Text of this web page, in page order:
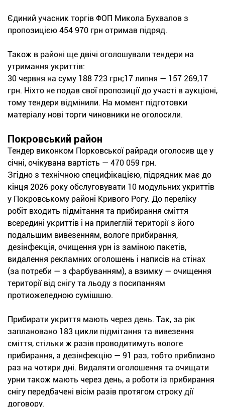
Єдиний учасник торгів ФОП Микола Бухвалов з
пропозицією 454 970 грн отримав підряд.
Також в районі ще двічі оголошували тендери на
утримання укриттів:
30 червня на суму 188 723 грн;17 липня — 157 269,17
грн. Ніхто не подав свої пропозиції до участі в аукціоні,
тому тендери відмінили. На момент підготовки
матеріалу нові торги чиновники не оголосили.
Покровський район
Тендер виконком Порковської райради оголосив ще у
січні, очікувана вартість — 470 059 грн.
Згідно з технічною специфікацією, підрядник має до
кінця 2026 року обслуговувати 10 модульних укриттів
у Покровському районі Кривого Рогу. До переліку
робіт входить підмітання та прибирання сміття
всередині укриттів і на прилеглій території з його
подальшим вивезенням, вологе прибирання,
дезінфекція, очищення урн із заміною пакетів,
видалення рекламних оголошень і написів на стінах
(за потреби — з фарбуванням), а взимку — очищення
території від снігу та льоду з посипанням
протиожеледною сумішшю.
Прибирати укриття мають через день. Так, за рік
заплановано 183 цикли підмітання та вивезення
сміття, стільки ж разів проводитимуть вологе
прибирання, а дезінфекцію — 91 раз, тобто приблизно
раз на чотири дні. Видаляти оголошення та очищати
урни також мають через день, а роботи із прибирання
снігу передбачені вісім разів протягом строку дії
договору.